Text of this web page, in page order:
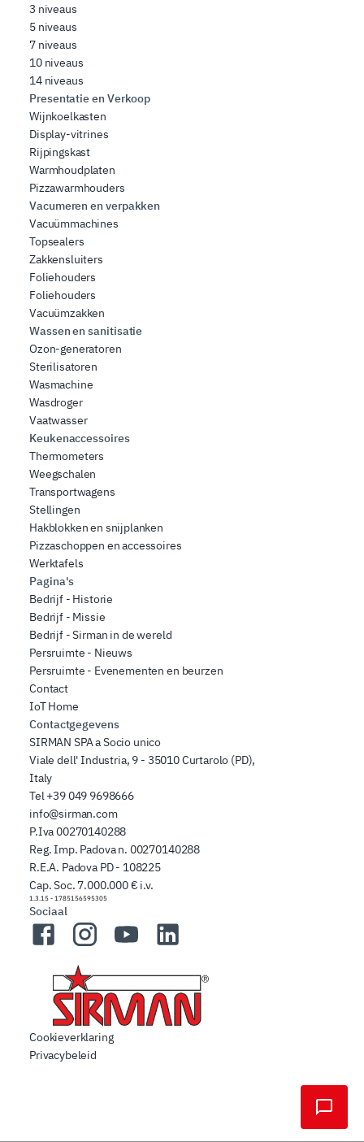
3 niveaus
5 niveaus
7 niveaus
10 niveaus
14 niveaus
Presentatie en Verkoop
Wijnkoelkasten
Display-vitrines
Rijpingskast
Warmhoudplaten
Pizzawarmhouders
Vacumeren en verpakken
Vacuümmachines
Topsealers
Zakkensluiters
Foliehouders
Foliehouders
Vacuümzakken
Wassen en sanitisatie
Ozon-generatoren
Sterilisatoren
Wasmachine
Wasdroger
Vaatwasser
Keukenaccessoires
Thermometers
Weegschalen
Transportwagens
Stellingen
Hakblokken en snijplanken
Pizzaschoppen en accessoires
Werktafels
Pagina's
Bedrijf - Historie
Bedrijf - Missie
Bedrijf - Sirman in de wereld
Persruimte - Nieuws
Persruimte - Evenementen en beurzen
Contact
IoT Home
Contactgegevens
SIRMAN SPA a Socio unico
Viale dell' Industria, 9 - 35010 Curtarolo (PD),
Italy
Tel +39 049 9698666
info@sirman.com
P.Iva 00270140288
Reg. Imp. Padova n. 00270140288
R.E.A. Padova PD - 108225
Cap. Soc. 7.000.000 € i.v.
1.3.15 - 1785156595305
Sociaal
FacebookInstagramYouTubeLinkedIn
Cookieverklaring
Privacybeleid